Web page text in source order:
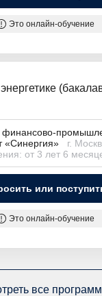
Это онлайн-обучение
финансово-
«Синергия»
г.
от 3 лет 6
или
Это онлайн-обучение
все